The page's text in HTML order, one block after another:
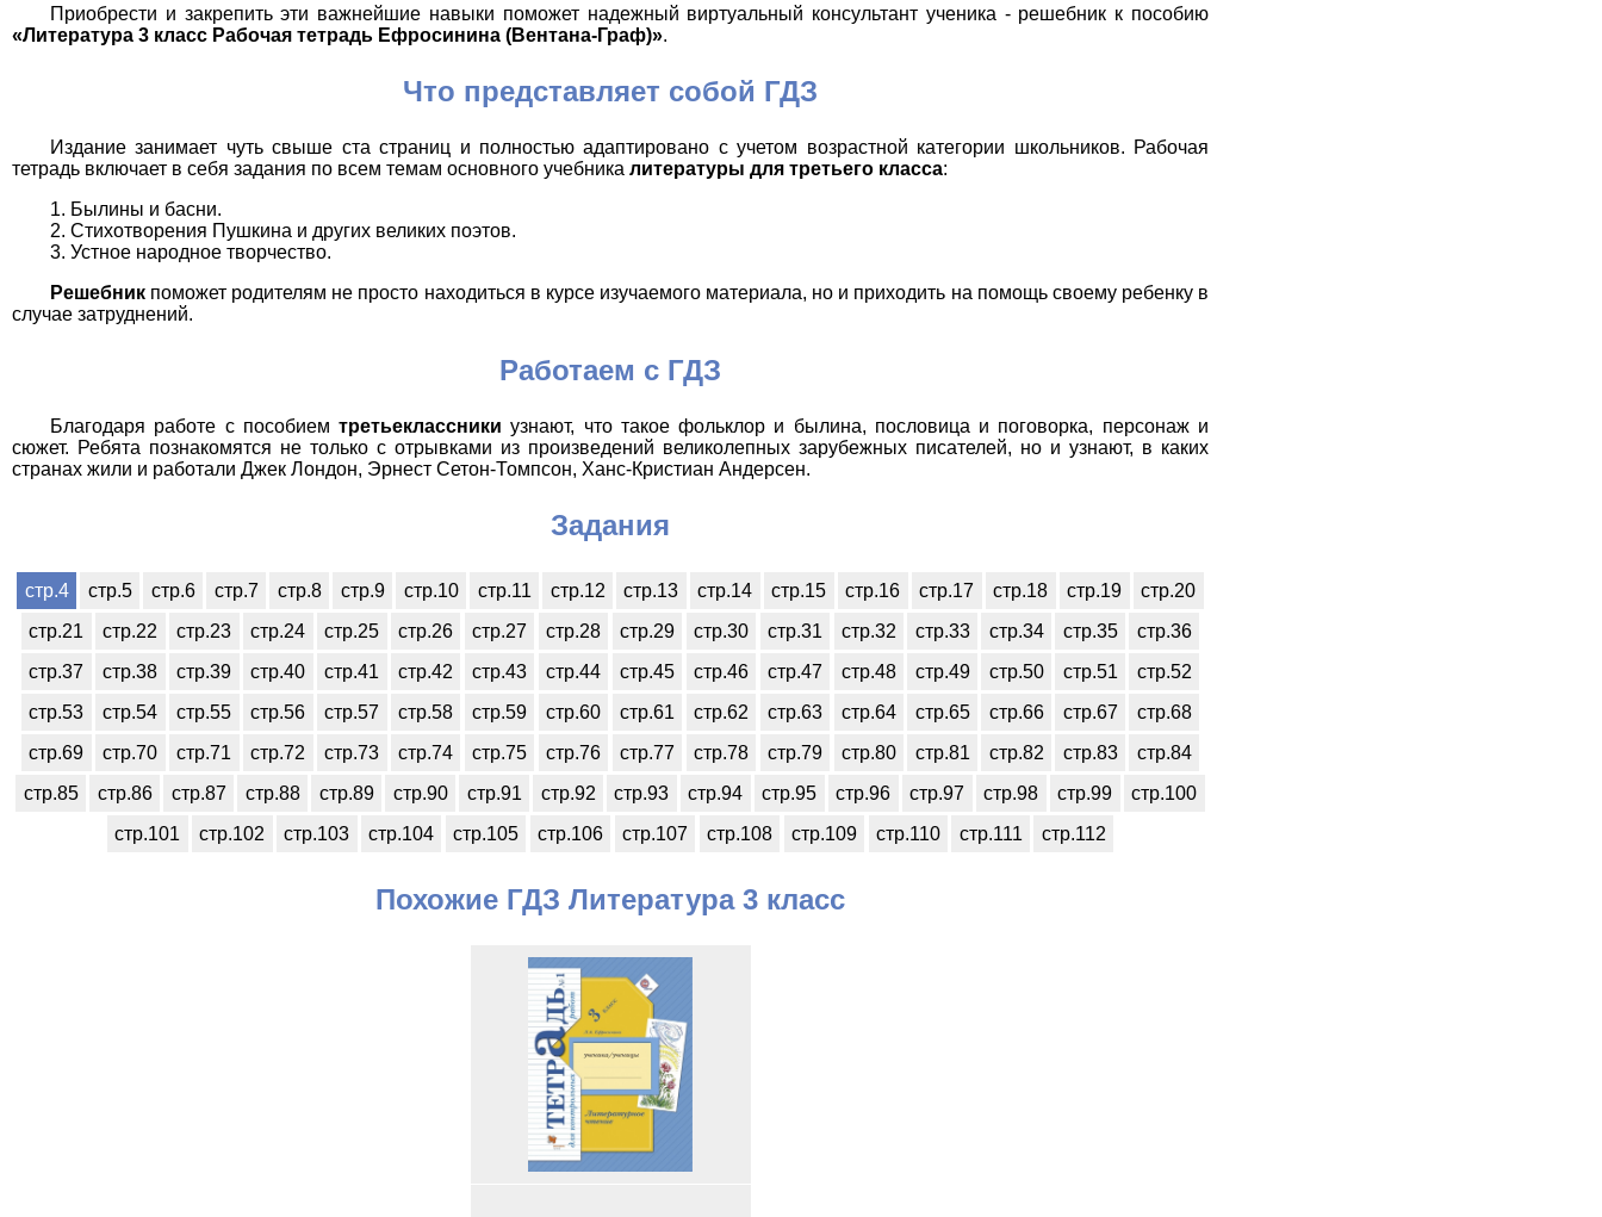
Приобрести и закрепить эти важнейшие навыки поможет надежный виртуальный консультант ученика - решебник к пособию
«Литература 3 класс Рабочая тетрадь Ефросинина (Вентана-Граф)».
Что представляет собой ГДЗ
Издание занимает чуть свыше ста страниц и полностью адаптировано с учетом возрастной категории школьников. Рабочая
тетрадь включает в себя задания по всем темам основного учебника литературы для третьего класса:
Былины и басни.
Стихотворения Пушкина и других великих поэтов.
Устное народное творчество.
Решебник поможет родителям не просто находиться в курсе изучаемого материала, но и приходить на помощь своему ребенку в
случае затруднений.
Работаем с ГДЗ
Благодаря работе с пособиемтретьеклассники узнают, что такое фольклор и былина, пословица и поговорка, персонаж и
сюжет. Ребята познакомятся не только с отрывками из произведений великолепных зарубежных писателей, но и узнают, в каких
странах жили и работали Джек Лондон, Эрнест Сетон-Томпсон, Ханс-Кристиан Андерсен.
Задания
стр.4 стр.5 стр.6 стр.7 стр.8 стр.9 стр.10 стр.11 стр.12 стр.13 стр.14 стр.15 стр.16 стр.17 стр.18 стр.19
стр.20
стр.21
стр.22 стр.23 стр.24 стр.25 стр.26 стр.27 стр.28 стр.29 стр.30 стр.31 стр.32 стр.33 стр.34 стр.35
стр.36
стр.37
стр.38 стр.39 стр.40 стр.41 стр.42 стр.43 стр.44 стр.45 стр.46 стр.47 стр.48 стр.49 стр.50 стр.51
стр.52
стр.53
стр.54 стр.55 стр.56 стр.57 стр.58 стр.59 стр.60 стр.61 стр.62 стр.63 стр.64 стр.65 стр.66 стр.67
стр.68
стр.69
стр.70 стр.71 стр.72 стр.73 стр.74 стр.75 стр.76 стр.77 стр.78 стр.79 стр.80 стр.81 стр.82 стр.83
стр.84
стр.85
стр.86 стр.87 стр.88 стр.89 стр.90 стр.91 стр.92 стр.93 стр.94 стр.95 стр.96 стр.97 стр.98 стр.99
стр.100
стр.101
стр.102 стр.103 стр.104 стр.105 стр.106 стр.107 стр.108 стр.109 стр.110 стр.111 стр.112
Похожие ГДЗ Литература 3 класс